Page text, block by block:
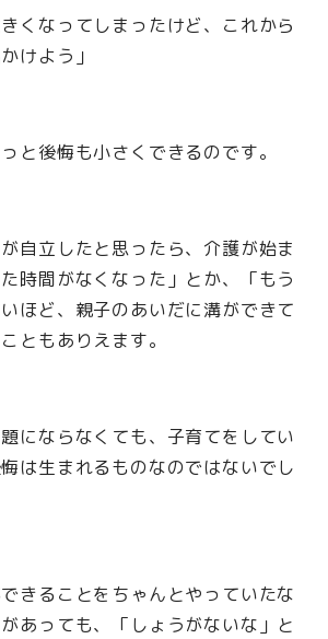
くなってしまったけど、これから
けよう」
と後悔も小さくできるのです。
自立したと思ったら、介護が始ま
時間がなくなった」とか、「もう
ほど、親子のあいだに溝ができて
ともありえます。
にならなくても、子育てをしてい
は生まれるものなのではないでし
きることをちゃんとやっていたな
あっても、「しょうがないな」と